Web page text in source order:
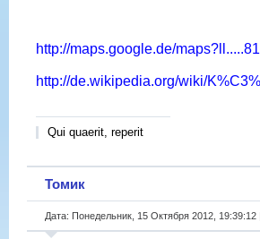
http://maps.google.de/
http://de.wikipedia.org/wiki/
Qui quaerit, reperit
Томик
Дата: Понедельник, 15 Октября 2012,